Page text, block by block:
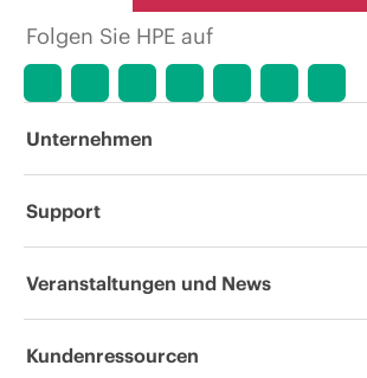
Folgen Sie HPE auf
Unternehmen
Über HPE
Unternehmensverantwortung
Support
Operational Support Services
Veranstaltungen und News
Veranstaltungen
Kundenressourcen